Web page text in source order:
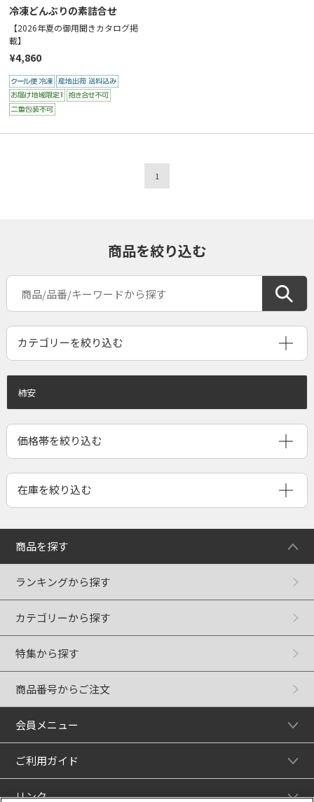
冷凍どんぶりの素詰合せ
【2026年夏の御用聞きカタログ掲
載】
¥4,860
1
商品を絞り込む
柿安
商品を探す
ランキングから探す
カテゴリーから探す
特集から探す
商品番号からご注文
会員メニュー
ご利用ガイド
リンク